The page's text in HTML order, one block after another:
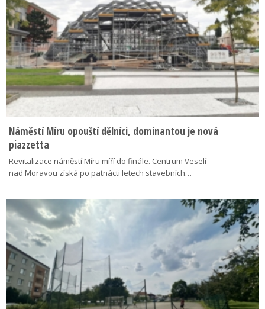
Náměstí Míru opouští dělníci, dominantou je nová
piazzetta
Revitalizace náměstí Míru míří do finále. Centrum Veselí
nad Moravou získá po patnácti letech stavebních…